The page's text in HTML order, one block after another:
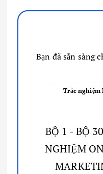
Bạn đã sẵn sàng
Trắc nghiệm
BỘ 1 - BỘ
NGHIỆM